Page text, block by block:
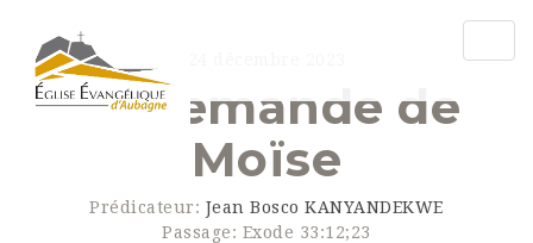
La demande de
Moïse
Prédicateur: Jean Bosco KANYANDEKWE
Passage: Exode 33:12;23